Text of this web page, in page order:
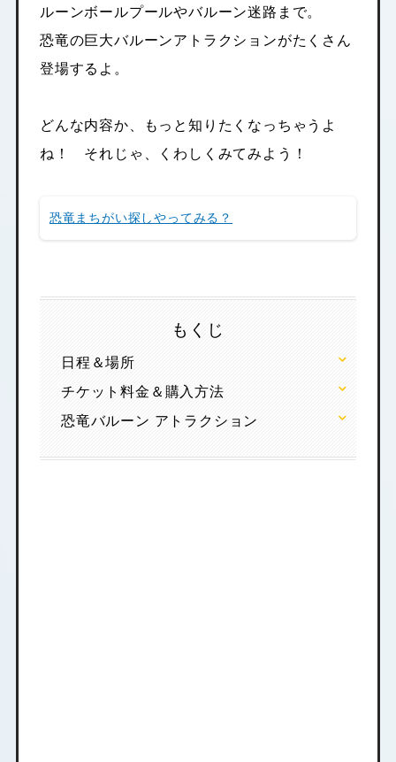
ルーンボールプールやバルーン迷路まで。
恐竜の巨大バルーンアトラクションがたくさん
登場するよ。
どんな内容か、もっと知りたくなっちゃうよ
ね！ それじゃ、くわしくみてみよう！
恐竜まちがい探しやってみる？
もくじ
日程＆場所
チケット料金＆購入方法
恐竜バルーン アトラクション